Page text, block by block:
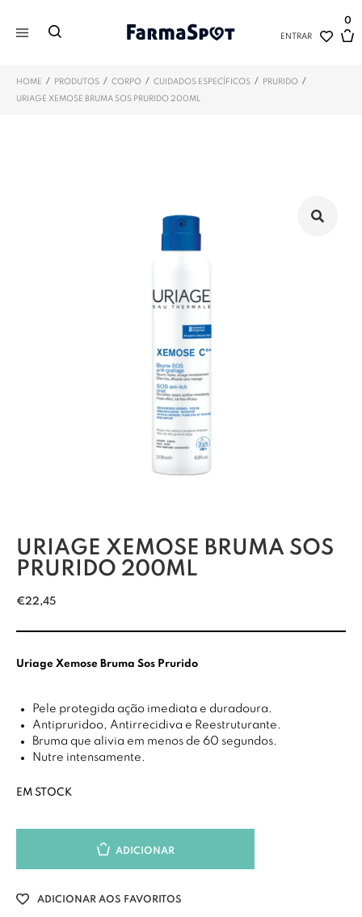
ENTRAR
0
HOME / PRODUTOS / CORPO / CUIDADOS ESPECÍFICOS / PRURIDO /
URIAGE XEMOSE BRUMA SOS PRURIDO 200ML
URIAGE XEMOSE BRUMA SOS
PRURIDO 200ML
€22,45
Uriage Xemose Bruma Sos Prurido
Pele protegida ação imediata e duradoura.
Antipruridoo, Antirrecidiva e Reestruturante.
Bruma que alivia em menos de 60 segundos.
Nutre intensamente.
EM STOCK
ADICIONAR
ADICIONAR AOS FAVORITOS